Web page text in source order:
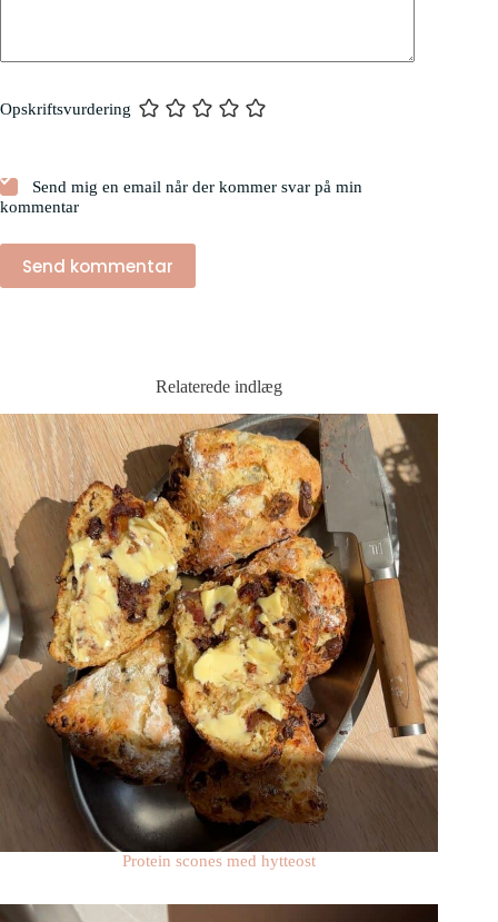
Opskriftsvurdering
Send mig en email når der kommer svar på min
kommentar
Send kommentar
Relaterede indlæg
Protein scones med hytteost